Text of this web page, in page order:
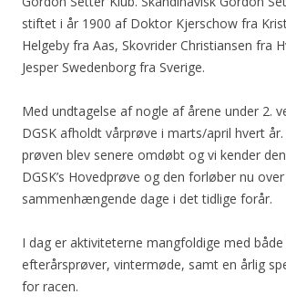
stiftet i år 1900 af Doktor Kjerschow fra
Helgeby fra Aas, Skovrider Christiansen fra
Jesper Swedenborg fra Sverige.
Med undtagelse af nogle af årene under 2.
DGSK afholdt vårprøve i marts/april hvert
prøven blev senere omdøbt og vi kender
DGSK’s Hovedprøve og den forløber nu
sammenhængende dage i det tidlige forår.
I dag er aktiviteterne mangfoldige med
efterårsprøver, vintermøde, samt en årlig
for racen.